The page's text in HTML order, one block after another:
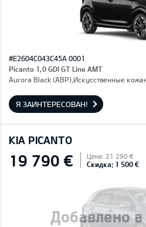
#E2604C043C45A 0001
Picanto 1,0 GDI GT Line AMT
Aurora Black (ABP),Искусственные
Я ЗАИНТЕРЕСОВАН!
KIA PICANTO
Добавлено в
19 790 € Цена: 21 290 €
Скидка: 1 500 €